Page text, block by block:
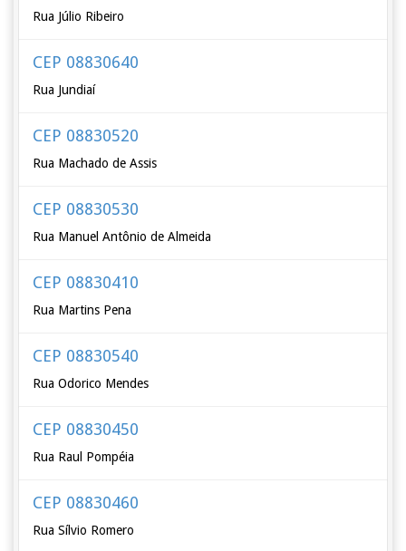
Rua Júlio Ribeiro
CEP 08830640
Rua Jundiaí
CEP 08830520
Rua Machado de Assis
CEP 08830530
Rua Manuel Antônio de Almeida
CEP 08830410
Rua Martins Pena
CEP 08830540
Rua Odorico Mendes
CEP 08830450
Rua Raul Pompéia
CEP 08830460
Rua Sílvio Romero